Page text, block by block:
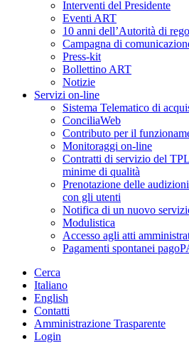
Interventi del Presidente
Eventi ART
10 anni dell’Autorità di
Campagna di
Press-kit
Bollettino ART
Notizie
Servizi on-line
Sistema Telematico di
ConciliaWeb
Contributo per il
Monitoraggi on-line
Contratti di servizio del
minime di qualità
Prenotazione delle
con gli utenti
Notifica di un nuovo
Modulistica
Accesso agli atti
Pagamenti spontanei
Cerca
Italiano
English
Contatti
Amministrazione Trasparente
Login